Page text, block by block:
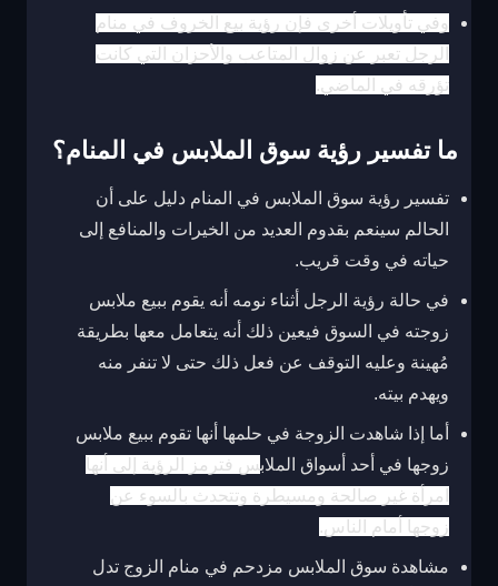
وفي تأويلات أخرى فإن رؤية بيع الخروف في منام
الرجل تعبر عن زوال المتاعب والأحزان التي كانت
تؤرقه في الماضي.
ما تفسير رؤية سوق الملابس في المنام؟
تفسير رؤية سوق الملابس في المنام دليل على أن
الحالم سينعم بقدوم العديد من الخيرات والمنافع إلى
حياته في وقت قريب.
في حالة رؤية الرجل أثناء نومه أنه يقوم ببيع ملابس
زوجته في السوق فيعين ذلك أنه يتعامل معها بطريقة
مُهينة وعليه التوقف عن فعل ذلك حتى لا تنفر منه
ويهدم بيته.
أما إذا شاهدت الزوجة في حلمها أنها تقوم ببيع ملابس
زوجها في أحد أسواق الملابس فترمز الرؤية إلى أنها
امرأة غير صالحة ومسيطرة وتتحدث بالسوء عن
زوجها أمام الناس.
مشاهدة سوق الملابس مزدحم في منام الزوج تدل